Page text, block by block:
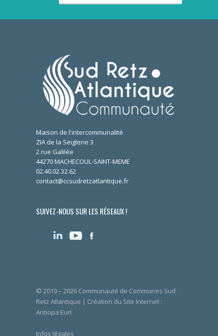
Maison de l'intercommunalité
ZIA de la Seiglerie 3
2 rue Galilée
44270 MACHECOUL-SAINT-MEME
02.40.02.32.62
contact@ccsudretzatlantique.fr
SUIVEZ-NOUS SUR LES RÉSEAUX !
© 2019 – 2026 Communauté de Communes Sud
Retz Atlantique | Création du Site Internet :
Antiopa Eurl
Infos légales